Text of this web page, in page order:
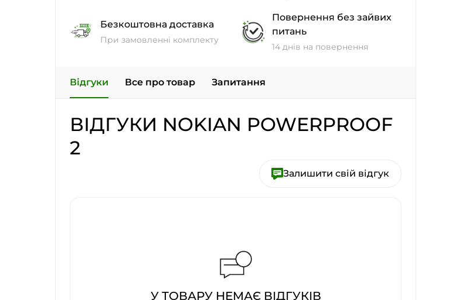
Безкоштовна доставка
При замовленні комплекту
Повернення без зайвих
питань
14 днів на повернення
Відгуки Все про товар Запитання
ВІДГУКИ NOKIAN POWERPROOF
2
Залишити свій відгук
У ТОВАРУ НЕМАЄ ВІДГУКІВ